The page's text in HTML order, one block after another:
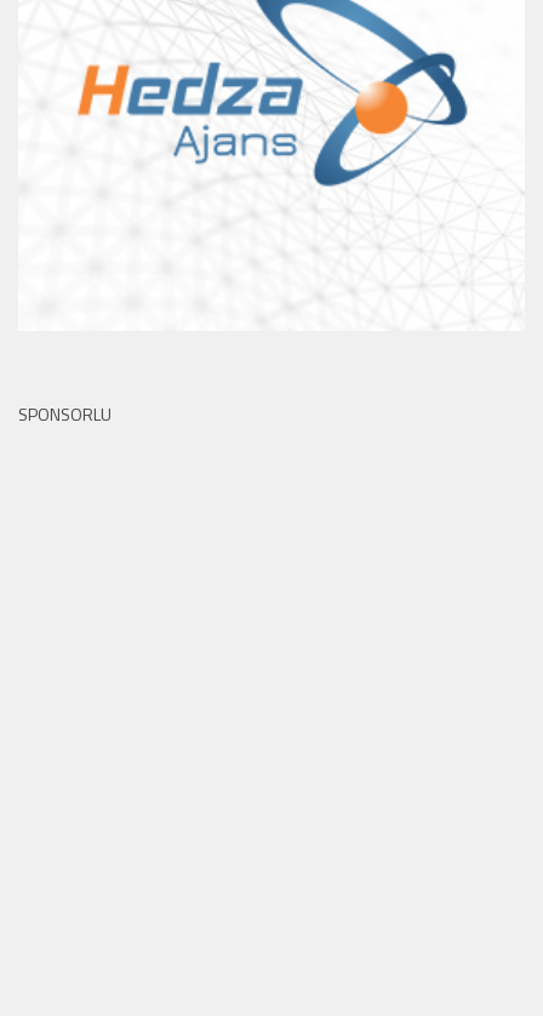
SPONSORLU